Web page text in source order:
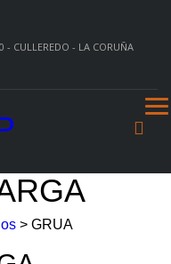
- CULLEREDO - LA CORUÑA
> GRUA